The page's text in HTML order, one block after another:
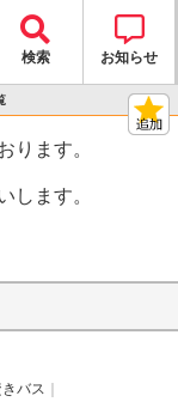
検索 お知らせ
ります。
します。
バス